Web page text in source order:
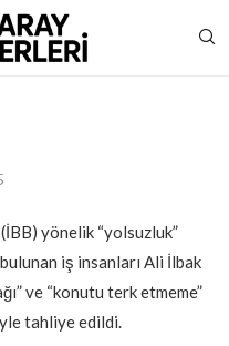
yönelik “yolsuzluk”
iş insanları Ali İlbak
ve “konutu terk etmeme”
tahliye edildi.